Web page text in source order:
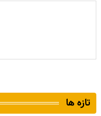
تازه ها